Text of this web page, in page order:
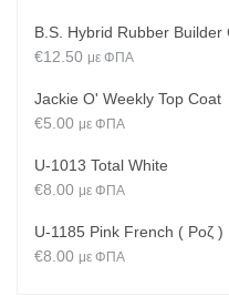
B.S. Hybrid Rubber
€12.50 με ΦΠΑ
Jackie O' Weekly Top Coat
€5.00 με ΦΠΑ
U-1013 Total White
€8.00 με ΦΠΑ
U-1185 Pink French ( Ροζ )
€8.00 με ΦΠΑ